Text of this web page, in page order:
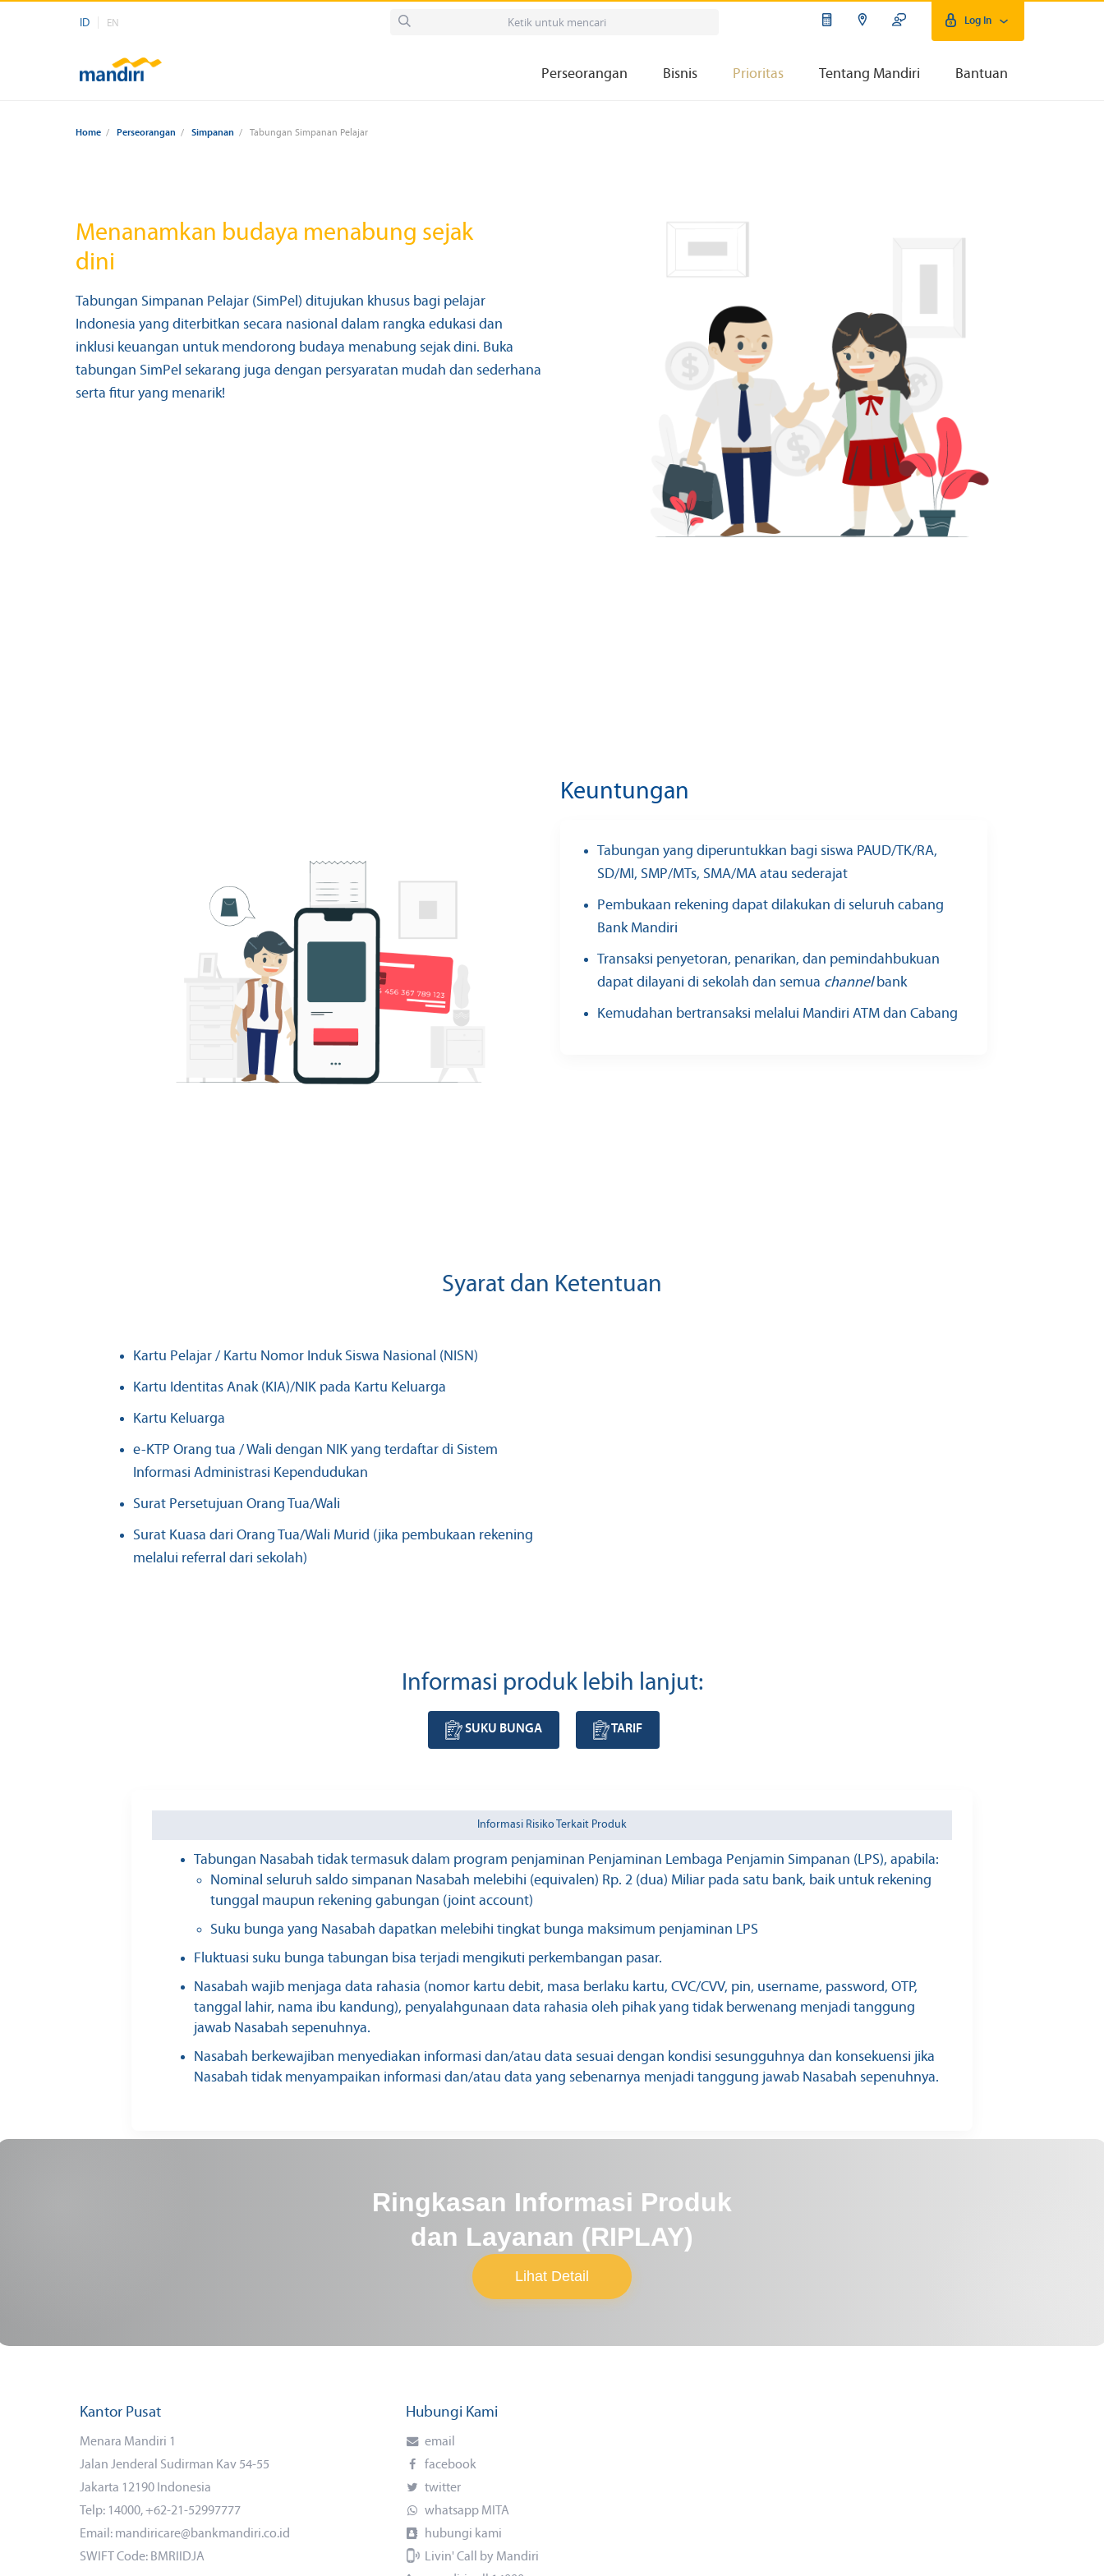
ID EN Log In
Perseorangan Bisnis Prioritas Tentang Mandiri Bantuan
Home / Perseorangan / Simpanan / Tabungan Simpanan Pelajar
Menanamkan budaya menabung sejak
dini
Tabungan Simpanan Pelajar (SimPel) ditujukan khusus bagi pelajar
Indonesia yang diterbitkan secara nasional dalam rangka edukasi dan
inklusi keuangan untuk mendorong budaya menabung sejak dini. Buka
tabungan SimPel sekarang juga dengan persyaratan mudah dan sederhana
serta fitur yang menarik!
Keuntungan
Tabungan yang diperuntukkan bagi siswa PAUD/TK/RA,
SD/MI, SMP/MTs, SMA/MA atau sederajat
Pembukaan rekening dapat dilakukan di seluruh cabang
Bank Mandiri
Transaksi penyetoran, penarikan, dan pemindahbukuan
dapat dilayani di sekolah dan semua channelbank
Kemudahan bertransaksi melalui Mandiri ATM dan Cabang
Syarat dan Ketentuan
Kartu Pelajar / Kartu Nomor Induk Siswa Nasional (NISN)
Kartu Identitas Anak (KIA)/NIK pada Kartu Keluarga
Kartu Keluarga
e-KTP Orang tua / Wali dengan NIK yang terdaftar di Sistem
Informasi Administrasi Kependudukan
Surat Persetujuan Orang Tua/Wali
Surat Kuasa dari Orang Tua/Wali Murid (jika pembukaan rekening
melalui referral dari sekolah)
Informasi produk lebih lanjut:
SUKU BUNGA TARIF
Informasi Risiko Terkait Produk
Tabungan Nasabah tidak termasuk dalam program penjaminan Penjaminan Lembaga Penjamin Simpanan (LPS), apabila:
Nominal seluruh saldo simpanan Nasabah melebihi (equivalen) Rp. 2 (dua) Miliar pada satu bank, baik untuk rekening
tunggal maupun rekening gabungan (joint account)
Suku bunga yang Nasabah dapatkan melebihi tingkat bunga maksimum penjaminan LPS
Fluktuasi suku bunga tabungan bisa terjadi mengikuti perkembangan pasar.
Nasabah wajib menjaga data rahasia (nomor kartu debit, masa berlaku kartu, CVC/CVV, pin, username, password, OTP,
tanggal lahir, nama ibu kandung), penyalahgunaan data rahasia oleh pihak yang tidak berwenang menjadi tanggung
jawab Nasabah sepenuhnya.
Nasabah berkewajiban menyediakan informasi dan/atau data sesuai dengan kondisi sesungguhnya dan konsekuensi jika
Nasabah tidak menyampaikan informasi dan/atau data yang sebenarnya menjadi tanggung jawab Nasabah sepenuhnya.
Ringkasan Informasi Produk
dan Layanan (RIPLAY)
Lihat Detail
Kantor Pusat
Menara Mandiri 1
Jalan Jenderal Sudirman Kav 54-55
Jakarta 12190 Indonesia
Telp: 14000, +62-21-52997777
Email: mandiricare@bankmandiri.co.id
SWIFT Code: BMRIIDJA
Hubungi Kami
email
facebook
twitter
whatsapp MITA
hubungi kami
Livin' Call by Mandiri